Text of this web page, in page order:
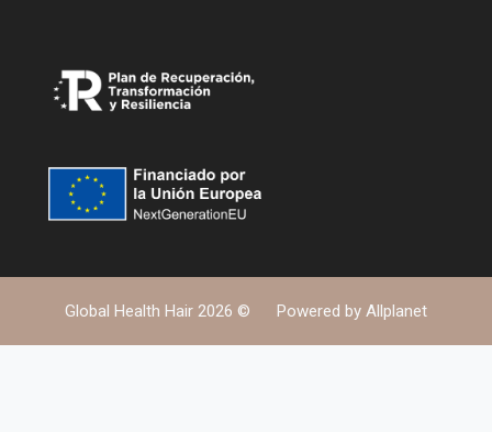
Global Health Hair 2026 © Powered by Allplanet